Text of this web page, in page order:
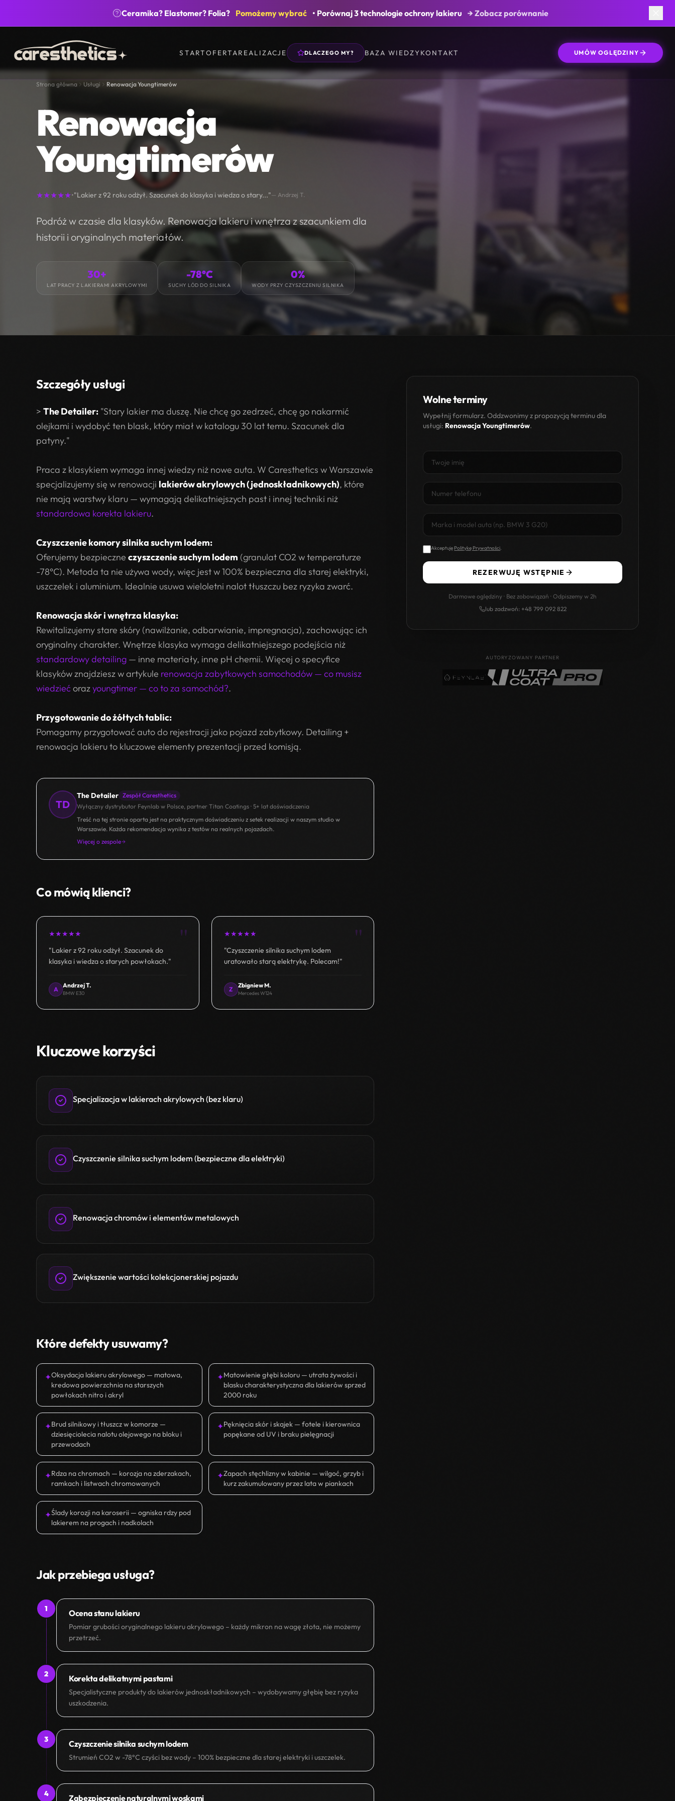
Ceramika? Elastomer? Folia? Pomożemy wybrać • Porównaj 3 technologie ochrony lakieru → Zobacz porównanie
(35 opinii) Emaliowa 28E, Warszawa "Efekt przeszedł moje oczekiwania"— Igor G.
START OFERTA REALIZACJE DLACZEGO MY? BAZA WIEDZYKONTAKT UMÓW OGLĘDZINY
Strona główna Usługi Renowacja Youngtimerów
Renowacja
Youngtimerów
★★★★★•"Lakier z 92 roku odżył. Szacunek do klasyka i wiedza o stary..."— Andrzej T.
Podróż w czasie dla klasyków. Renowacja lakieru i wnętrza z szacunkiem dla
historii i oryginalnych materiałów.
30+
LAT PRACY Z LAKIERAMI AKRYLOWYMI
-78°C
SUCHY LÓD DO SILNIKA
0%
WODY PRZY CZYSZCZENIU SILNIKA
Szczegóły usługi
> The Detailer: "Stary lakier ma duszę. Nie chcę go zedrzeć, chcę go nakarmić
olejkami i wydobyć ten blask, który miał w katalogu 30 lat temu. Szacunek dla
patyny."
Praca z klasykiem wymaga innej wiedzy niż nowe auta. W Caresthetics w Warszawie
specjalizujemy się w renowacji lakierów akrylowych (jednoskładnikowych), które
nie mają warstwy klaru — wymagają delikatniejszych past i innej techniki niż
standardowa korekta lakieru.
Czyszczenie komory silnika suchym lodem:
Oferujemy bezpieczne czyszczenie suchym lodem (granulat CO2 w temperaturze
-78°C). Metoda ta nie używa wody, więc jest w 100% bezpieczna dla starej elektryki,
uszczelek i aluminium. Idealnie usuwa wieloletni nalot tłuszczu bez ryzyka zwarć.
Renowacja skór i wnętrza klasyka:
Rewitalizujemy stare skóry (nawilżanie, odbarwianie, impregnacja), zachowując ich
oryginalny charakter. Wnętrze klasyka wymaga delikatniejszego podejścia niż
standardowy detailing — inne materiały, inne pH chemii. Więcej o specyfice
klasyków znajdziesz w artykule renowacja zabytkowych samochodów — co musisz
wiedzieć orazyoungtimer — co to za samochód?.
Przygotowanie do żółtych tablic:
Pomagamy przygotować auto do rejestracji jako pojazd zabytkowy. Detailing +
renowacja lakieru to kluczowe elementy prezentacji przed komisją.
TD
The Detailer Zespół Caresthetics
Wyłączny dystrybutor Feynlab w Polsce, partner Titan Coatings · 5+ lat doświadczenia
Treść na tej stronie oparta jest na praktycznym doświadczeniu z setek realizacji w naszym studio w
Warszawie. Każda rekomendacja wynika z testów na realnych pojazdach.
Więcej o zespole
Co mówią klienci?
"
★★★★★
"Lakier z 92 roku odżył. Szacunek do
klasyka i wiedza o starych powłokach."
A Andrzej T.
BMW E30
"
★★★★★
"Czyszczenie silnika suchym lodem
uratowało starą elektrykę. Polecam!"
Z Zbigniew M.
Mercedes W124
Kluczowe korzyści
Specjalizacja w lakierach akrylowych (bez klaru)
Czyszczenie silnika suchym lodem (bezpieczne dla elektryki)
Renowacja chromów i elementów metalowych
Zwiększenie wartości kolekcjonerskiej pojazdu
Które defekty usuwamy?
✦Oksydacja lakieru akrylowego — matowa,
kredowa powierzchnia na starszych
powłokach nitro i akryl
✦Matowienie głębi koloru — utrata żywości i
blasku charakterystyczna dla lakierów sprzed
2000 roku
✦Brud silnikowy i tłuszcz w komorze —
dziesięciolecia nalotu olejowego na bloku i
przewodach
✦Pęknięcia skór i skajek — fotele i kierownica
popękane od UV i braku pielęgnacji
✦Rdza na chromach — korozja na zderzakach,
ramkach i listwach chromowanych
✦Zapach stęchlizny w kabinie — wilgoć, grzyb i
kurz zakumulowany przez lata w piankach
✦Ślady korozji na karoserii — ogniska rdzy pod
lakierem na progach i nadkolach
Jak przebiega usługa?
1 Ocena stanu lakieru
Pomiar grubości oryginalnego lakieru akrylowego – każdy mikron na wagę złota, nie możemy
przetrzeć.
2 Korekta delikatnymi pastami
Specjalistyczne produkty do lakierów jednoskładnikowych – wydobywamy głębię bez ryzyka
uszkodzenia.
3 Czyszczenie silnika suchym lodem
Strumień CO2 w -78°C czyści bez wody – 100% bezpieczne dla starej elektryki i uszczelek.
4 Zabezpieczenie naturalnymi woskami
Wolne terminy
Wypełnij formularz. Oddzwonimy z propozycją terminu dla
usługi: Renowacja Youngtimerów.
Akceptuję Politykę Prywatności.
REZERWUJĘ WSTĘPNIE
Darmowe oględziny · Bez zobowiązań · Odpiszemy w 2h
lub zadzwoń: +48 799 092 822
AUTORYZOWANY PARTNER